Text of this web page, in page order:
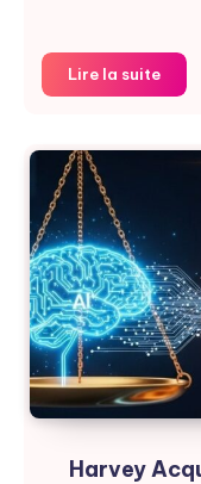
Lire la suite
Prêt
160M$
Harvey